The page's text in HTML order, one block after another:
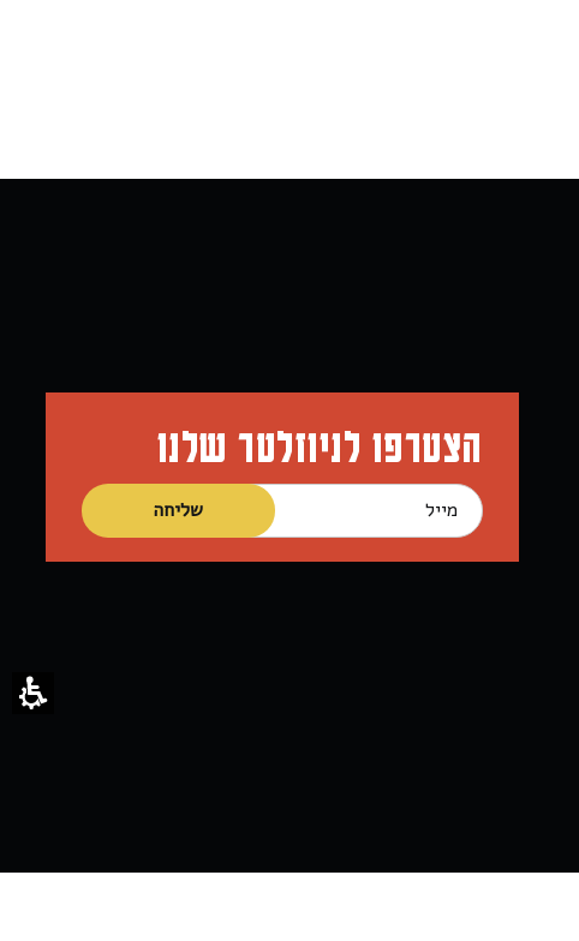
הצטרפו לניוזלטר שלנו